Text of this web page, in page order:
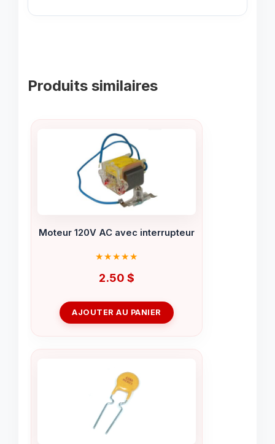
Produits similaires
Moteur 120V AC avec interrupteur
2.50 $
AJOUTER AU PANIER